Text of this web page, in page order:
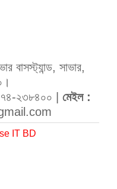
বাসস্ট্যান্ড, সাভার,
২৩৮৪০০ | মেইল :
IT BD